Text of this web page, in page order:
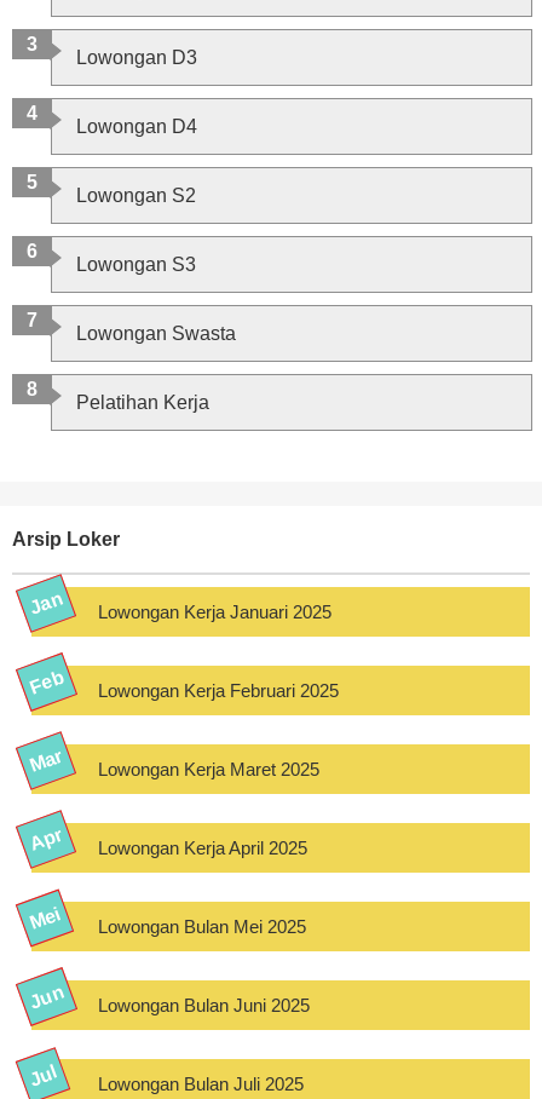
Lowongan D3
Lowongan D4
Lowongan S2
Lowongan S3
Lowongan Swasta
Pelatihan Kerja
Arsip Loker
Lowongan Kerja Januari 2025
Lowongan Kerja Februari 2025
Lowongan Kerja Maret 2025
Lowongan Kerja April 2025
Lowongan Bulan Mei 2025
Lowongan Bulan Juni 2025
Lowongan Bulan Juli 2025